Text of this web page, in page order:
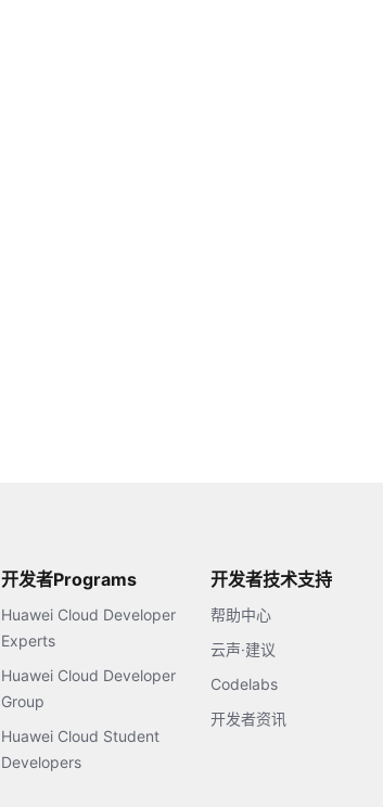
开发者Programs
Huawei Cloud Developer
Experts
Huawei Cloud Developer
Group
Huawei Cloud Student
Developers
开发者技术支持
帮助中心
云声·建议
Codelabs
开发者资讯